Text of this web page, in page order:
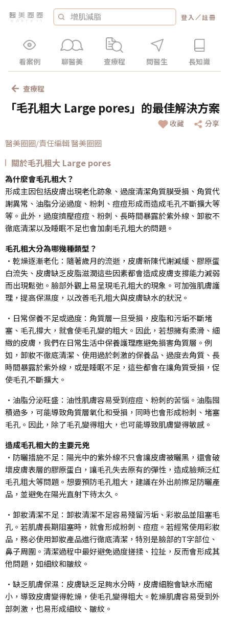
登入 ／註冊
看案例 聊醫美 查療程 問醫生 長知識
查療程
「毛孔粗大 Large pores」的最佳解決方案
收藏 分享
醫美圈圈/責任編輯 醫美圈圈
關於毛孔粗大 Large pores
為什麼會毛孔粗大？
形成主因包括皮膚出現老化跡象、過度清潔角質膜受損、角質代
謝異常、油脂分泌過度、粉刺、痘痘形成而造成毛孔不斷擴大等
等。此外，過度擠壓痘痘、粉刺、長時間暴露於紫外線、卸妝不
徹底清潔以及睡眠不足也會加劇毛孔粗大的問題。
毛孔粗大分為哪幾種類型？
•乾燥逐漸老化：隨著歲月的流逝，皮膚新陳代謝減緩、膠原蛋
白流失、皮膚缺乏皮脂滋潤這些因素都會造成皮膚支撐能力減弱
而出現鬆弛。臉部外觀上易呈現毛孔粗大的現象。可加強肌膚護
理，提高保濕度，以改善毛孔粗大與皮膚缺水的狀況。
•日常保養不足或過度：角質層一旦受損，皮脂和污垢不斷堵
塞、毛孔撐大，就會使毛孔變的粗大。因此，若想擁有柔滑、細
緻的皮膚，我們在日常生活中保養護理應避免損害角質層。例
如，卸妝不徹底清潔、使用過於刺激的保養品、過度去角質、長
時間暴露於紫外線，或是睡眠不足，這些都會在讓角質受損，促
使毛孔不斷擴大。
•油脂分泌旺盛：油性肌膚容易受到痘痘、粉刺的苦惱。油脂囤
積過多，可能導致角質層氧化和受損，同時也會形成粉刺、堵塞
毛孔。因此，除了毛孔變得粗大，也可能導致肌膚變得敏感。
造成毛孔粗大的主要元兇
•防曬措施不足：陽光中的紫外線不只會讓皮膚被曬黑，還會破
壞皮膚表層的膠原蛋白，讓毛孔失去原有的彈性，造成臉頰泛紅
毛孔粗大等問題。想要預防毛孔粗大，建議在外出前擦足防曬產
品，並避免在陽光直射下待太久。
•卸妝清潔不足：卸妝清潔不足容易殘留污垢、彩妝品並阻塞毛
孔。若肌膚長期阻塞時，就會形成粉刺、痘痘。若經常使用彩妝
品，務必使用卸妝產品進行徹底清潔，特別是臉部的T字部位、
鼻子周圍。清潔過程中最好避免過度搓揉、拉扯，反而會形成其
他問題，如細紋和皺紋。
•缺乏肌膚保濕：皮膚缺乏足夠水分時，皮膚細胞會缺水而縮
小，導致皮膚變得乾燥，使毛孔變得粗大。乾燥肌膚容易受到外
部刺激，也易形成細紋、皺紋。